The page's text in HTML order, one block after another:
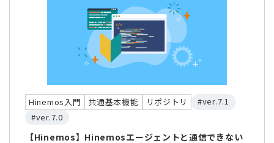
Hinemos入門 共通基本機能 リポジトリ
#ver.7.1
#ver.7.0
【Hinemos】Hinemosエージェントと通信できない